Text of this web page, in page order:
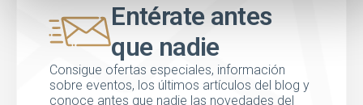
Entérate antes
que nadie
Consigue ofertas especiales, información
sobre eventos, los últimos artículos del blog y
conoce antes que nadie las novedades del